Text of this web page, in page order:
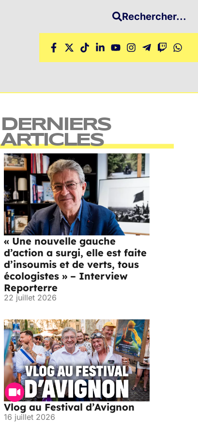
Rechercher...
DERNIERS
ARTICLES
« Une nouvelle gauche
d’action a surgi, elle est faite
d’insoumis et de verts, tous
écologistes » – Interview
Reporterre
22 juillet 2026
Vlog au Festival d’Avignon
16 juillet 2026